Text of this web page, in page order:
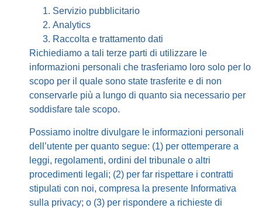
Servizio pubblicitario
Analytics
Raccolta e trattamento dati
Richiediamo a tali terze parti di utilizzare le
informazioni personali che trasferiamo loro solo per lo
scopo per il quale sono state trasferite e di non
conservarle più a lungo di quanto sia necessario per
soddisfare tale scopo.
Possiamo inoltre divulgare le informazioni personali
dell’utente per quanto segue: (1) per ottemperare a
leggi, regolamenti, ordini del tribunale o altri
procedimenti legali; (2) per far rispettare i contratti
stipulati con noi, compresa la presente Informativa
sulla privacy; o (3) per rispondere a richieste di